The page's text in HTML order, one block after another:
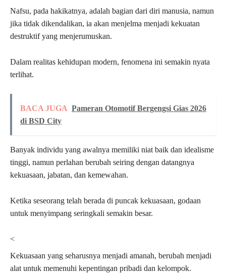
Nafsu, pada hakikatnya, adalah bagian dari diri manusia, namun
jika tidak dikendalikan, ia akan menjelma menjadi kekuatan
destruktif yang menjerumuskan.
Dalam realitas kehidupan modern, fenomena ini semakin nyata
terlihat.
BACA JUGA Pameran Otomotif Bergengsi Gias 2026
di BSD City
Banyak individu yang awalnya memiliki niat baik dan idealisme
tinggi, namun perlahan berubah seiring dengan datangnya
kekuasaan, jabatan, dan kemewahan.
Ketika seseorang telah berada di puncak kekuasaan, godaan
untuk menyimpang seringkali semakin besar.
<
Kekuasaan yang seharusnya menjadi amanah, berubah menjadi
alat untuk memenuhi kepentingan pribadi dan kelompok.